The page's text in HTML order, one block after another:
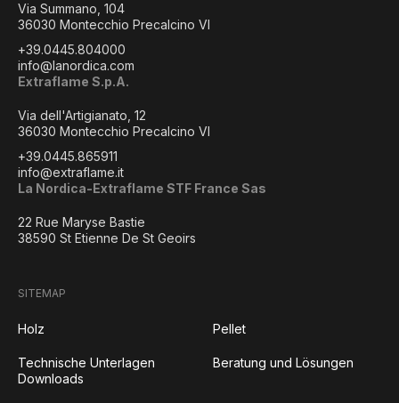
Via Summano, 104
36030 Montecchio Precalcino VI
+39.0445.804000
info@lanordica.com
Extraflame S.p.A.
Via dell'Artigianato, 12
36030 Montecchio Precalcino VI
+39.0445.865911
info@extraflame.it
La Nordica-Extraflame STF France Sas
22 Rue Maryse Bastie
38590 St Etienne De St Geoirs
SITEMAP
Holz Pellet
Technische Unterlagen
Downloads
Beratung und Lösungen